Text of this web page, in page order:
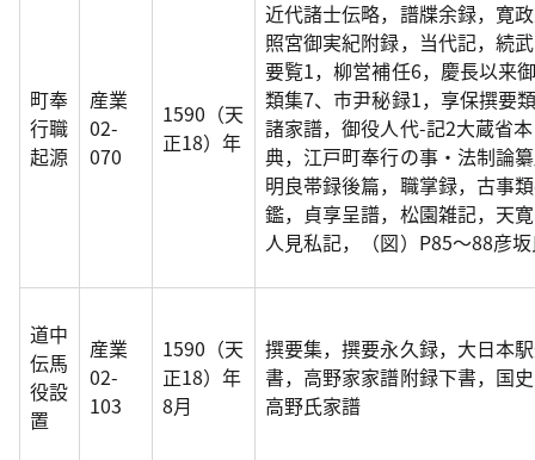
町奉
行職
起源
産業
02-
070
1590（天
正18）年
近代諸士伝略，譜牒余録，寛
照宮御実紀附録，当代記，続
要覧1，柳営補任6，慶長以来
類集7、市尹秘録1，享保撰要
諸家譜，御役人代-記2大蔵省
典，江戸町奉行の事・法制論
明良帯録後篇，職掌録，古事
鑑，貞享呈譜，松園雑記，天
人見私記，（図）P85～88彦
道中
伝馬
役設
置
産業
02-
103
1590（天
正18）年
8月
撰要集，撰要永久録，大日本
書，高野家家譜附録下書，国
高野氏家譜